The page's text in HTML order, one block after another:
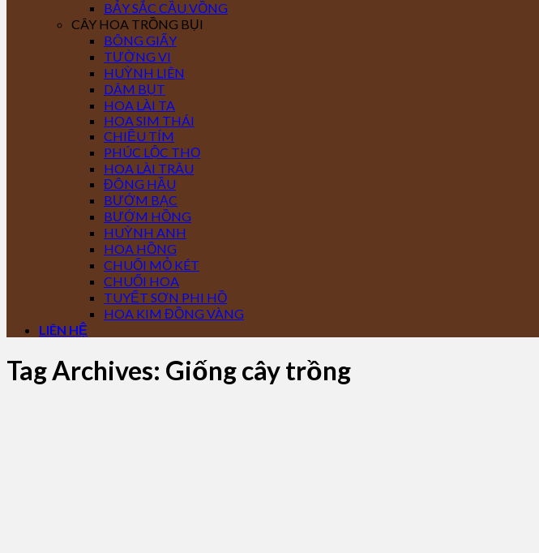
BẢY SẮC CẦU VỒNG
CÂY HOA TRỒNG BỤI
BÔNG GIẤY
TƯỜNG VI
HUỲNH LIÊN
DÂM BỤT
HOA LÀI TA
HOA SIM THÁI
CHIỀU TÍM
PHÚC LỘC THỌ
HOA LÀI TRÂU
ĐÔNG HẦU
BƯỚM BẠC
BƯỚM HỒNG
HUỲNH ANH
HOA HỒNG
CHUỐI MỎ KÉT
CHUỐI HOA
TUYẾT SƠN PHI HỒ
HOA KIM ĐỒNG VÀNG
LIÊN HỆ
Tag Archives: Giống cây trồng